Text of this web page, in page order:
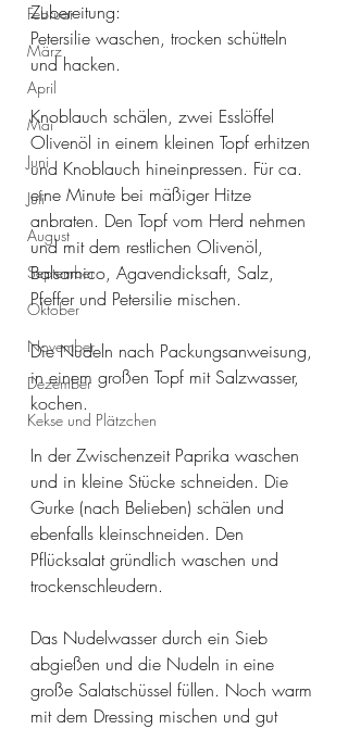
Februar
März
April
Mai
Juni
Juli
August
September
Oktober
November
Dezember
Kekse und Plätzchen
Zubereitung:
Petersilie waschen, trocken schütteln
und hacken.
Knoblauch schälen, zwei Esslöffel
Olivenöl in einem kleinen Topf erhitzen
und Knoblauch hineinpressen. Für ca.
eine Minute bei mäßiger Hitze
anbraten. Den Topf vom Herd nehmen
und mit dem restlichen Olivenöl,
Balsamico, Agavendicksaft, Salz,
Pfeffer und Petersilie mischen.
Die Nudeln nach Packungsanweisung,
in einem großen Topf mit Salzwasser,
kochen.
In der Zwischenzeit Paprika waschen
und in kleine Stücke schneiden. Die
Gurke (nach Belieben) schälen und
ebenfalls kleinschneiden. Den
Pflücksalat gründlich waschen und
trockenschleudern.
Das Nudelwasser durch ein Sieb
abgießen und die Nudeln in eine
große Salatschüssel füllen. Noch warm
mit dem Dressing mischen und gut